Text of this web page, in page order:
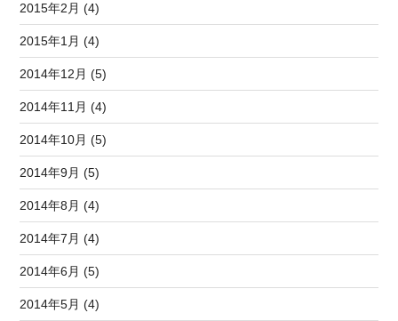
2015年2月 (4)
2015年1月 (4)
2014年12月 (5)
2014年11月 (4)
2014年10月 (5)
2014年9月 (5)
2014年8月 (4)
2014年7月 (4)
2014年6月 (5)
2014年5月 (4)